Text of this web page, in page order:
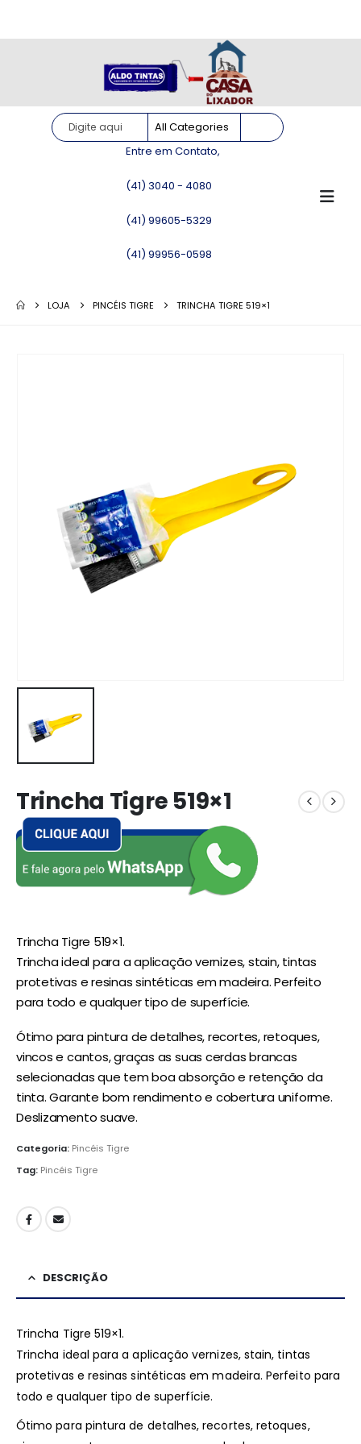
Entre em Contato,
(41) 3040 - 4080
(41) 99605-5329
(41) 99956-0598
LOJA PINCÉIS TIGRE TRINCHA TIGRE 519×1
Trincha Tigre 519×1
Trincha Tigre 519×1.
Trincha ideal para a aplicação vernizes, stain, tintas
protetivas e resinas sintéticas em madeira. Perfeito
para todo e qualquer tipo de superfície.
Ótimo para pintura de detalhes, recortes, retoques,
vincos e cantos, graças as suas cerdas brancas
selecionadas que tem boa absorção e retenção da
tinta. Garante bom rendimento e cobertura uniforme.
Deslizamento suave.
Categoria: Pincéis Tigre
Tag: Pincéis Tigre
DESCRIÇÃO
Trincha Tigre 519×1.
Trincha ideal para a aplicação vernizes, stain, tintas
protetivas e resinas sintéticas em madeira. Perfeito para
todo e qualquer tipo de superfície.
Ótimo para pintura de detalhes, recortes, retoques,